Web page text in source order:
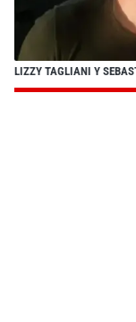
LIZZY TAGLIANI Y